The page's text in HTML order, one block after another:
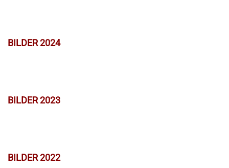
BILDER 2024
BILDER 2023
BILDER 2022